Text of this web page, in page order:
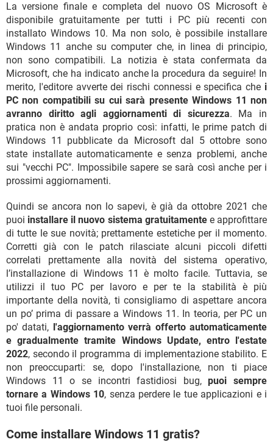
La versione finale e completa del nuovo OS Microsoft è
disponibile gratuitamente per tutti i PC più recenti con
installato Windows 10. Ma non solo, è possibile installare
Windows 11 anche su computer che, in linea di principio,
non sono compatibili. La notizia è stata confermata da
Microsoft, che ha indicato anche la procedura da seguire! In
merito, l'editore avverte dei rischi connessi e specifica che i
PC non compatibili su cui sarà presente Windows 11 non
avranno diritto agli aggiornamenti di sicurezza. Ma in
pratica non è andata proprio così: infatti, le prime patch di
Windows 11 pubblicate da Microsoft dal 5 ottobre sono
state installate automaticamente e senza problemi, anche
sui "vecchi PC". Impossibile sapere se sarà così anche per i
prossimi aggiornamenti.
Quindi se ancora non lo sapevi, è già da ottobre 2021 che
puoi installare il nuovo sistema gratuitamentee approfittare
di tutte le sue novità; prettamente estetiche per il momento.
Corretti già con le patch rilasciate alcuni piccoli difetti
correlati prettamente alla novità del sistema operativo,
l’installazione di Windows 11 è molto facile. Tuttavia, se
utilizzi il tuo PC per lavoro e per te la stabilità è più
importante della novità, ti consigliamo di aspettare ancora
un po’ prima di passare a Windows 11. In teoria, per PC un
po' datati, l'aggiornamento verrà offerto automaticamente
e gradualmente tramite Windows Update, entro l'estate
2022, secondo il programma di implementazione stabilito. E
non preoccuparti: se, dopo l'installazione, non ti piace
Windows 11 o se incontri fastidiosi bug,puoi sempre
tornare a Windows 10, senza perdere le tue applicazioni e i
tuoi file personali.
Come installare Windows 11 gratis?